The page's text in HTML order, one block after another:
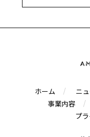
ホーム ニ
事業内容
プ